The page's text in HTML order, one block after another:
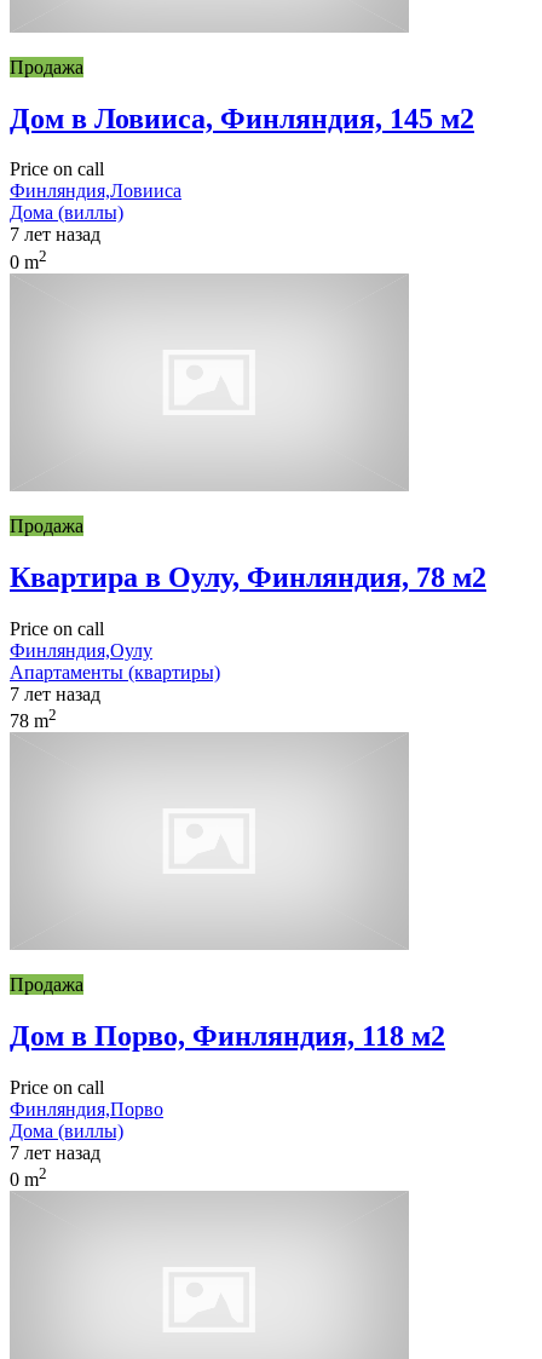
Продажа
Дом в Ловииса, Финляндия, 145 м2
Price on call
Финляндия,Ловииса
Дома (виллы)
7 лет назад
0 m2
Продажа
Квартира в Оулу, Финляндия, 78 м2
Price on call
Финляндия,Оулу
Апартаменты (квартиры)
7 лет назад
78 m2
Продажа
Дом в Порво, Финляндия, 118 м2
Price on call
Финляндия,Порво
Дома (виллы)
7 лет назад
0 m2